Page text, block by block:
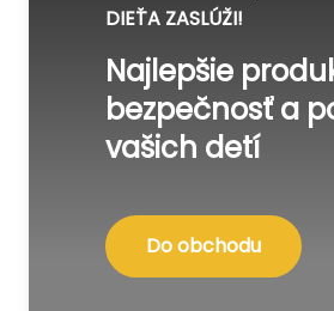
DIEŤA ZASLÚŽI!
Najlepšie
bezpečnosť a
vašich detí
Do obchodu